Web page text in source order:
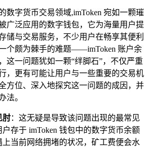
数字货币交易领域,imToken 宛如一颗璀
广泛应用的数字钱包，它为海量用户提
储与交易服务，不少用户在畅享其便利
个颇为棘手的难题——imToken 账户余
这一问题犹如一颗“绊脚石”，不仅严重
，更有可能让用户与一些重要的交易机
方位、深入地探究这一问题的成因，并
法。
肘：这无疑是导致该问题出现的最常见
存于 imToken 钱包中的数字货币余额
当前网络拥堵的状况，矿工费便会水